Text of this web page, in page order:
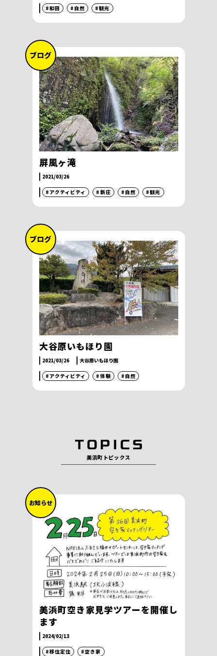
#和田 #自然 #観光
ブログ
屏風ヶ滝
2021/03/26
#アクティビティ #新庄 #自然 #観光
ブログ
大谷原いもほり園
2021/03/26 大谷原いもほり園
#アクティビティ #体験 #自然
美浜町トピックス
お知らせ
美浜町空き家見学ツアーを開催し
ます
2024/02/13
#移住定住 #空き家